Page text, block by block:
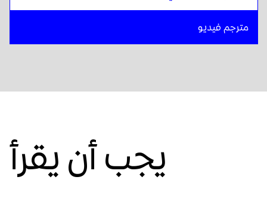
مترجم فيديو
يجب أن يقرأ